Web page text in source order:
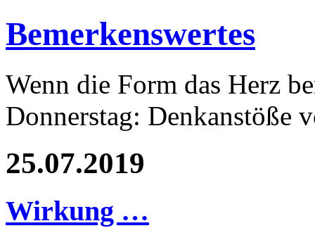
Bemerkenswertes
Wenn die Form das Herz
Donnerstag: Denkanstöße
25.07.2019
Wirkung …